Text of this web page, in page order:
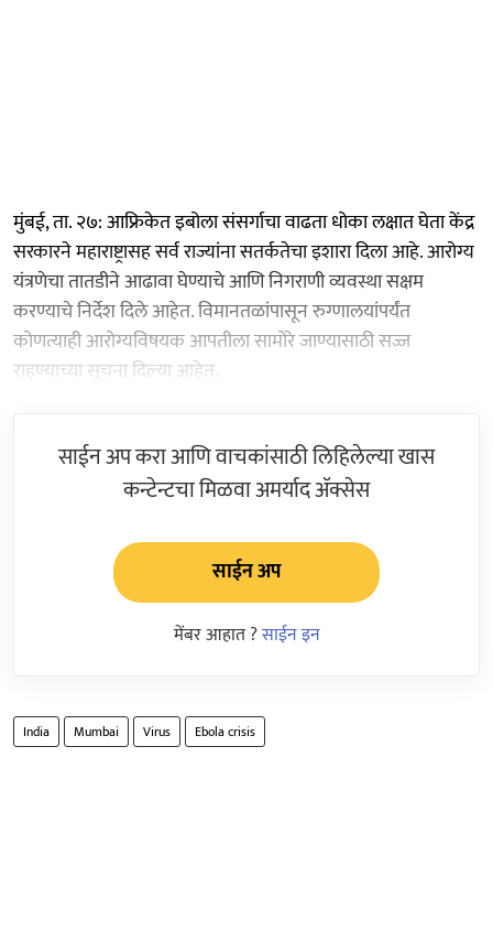
मुंबई, ता. २७: आफ्रिकेत इबोला संसर्गाचा वाढता धोका लक्षात घेता केंद्र
सरकारने महाराष्ट्रासह सर्व राज्यांना सतर्कतेचा इशारा दिला आहे. आरोग्य
यंत्रणेचा तातडीने आढावा घेण्याचे आणि निगराणी व्यवस्था सक्षम
करण्याचे निर्देश दिले आहेत. विमानतळांपासून रुग्णालयांपर्यंत
कोणत्याही आरोग्यविषयक आपतीला सामोरे जाण्यासाठी सज्ज
राहण्याच्या सूचना दिल्या आहेत.
साईन अप करा आणि वाचकांसाठी लिहिलेल्या खास
कन्टेन्टचा मिळवा अमर्याद ॲक्सेस
साईन अप
मेंबर आहात ?साईन इन
India Mumbai Virus Ebola crisis